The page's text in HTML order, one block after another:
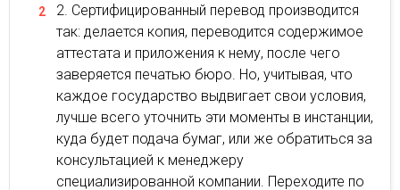
Сертифицированный перевод производится
так: делается копия, переводится содержимое
аттестата и приложения к нему, после чего
заверяется печатью бюро. Но, учитывая, что
каждое государство выдвигает свои условия,
лучше всего уточнить эти моменты в инстанции,
куда будет подача бумаг, или же обратиться за
консультацией к менеджеру
специализированной компании. Переходите по